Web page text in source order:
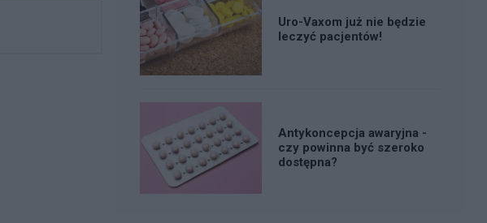
Uro-Vaxom już nie będzie
leczyć pacjentów!
Antykoncepcja awaryjna -
czy powinna być szeroko
dostępna?